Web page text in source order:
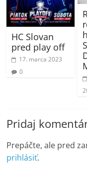
HC Slovan
pred play off
17. marca 2023
0
Pridaj
Prepáčte, ale pred
prihlásiť.